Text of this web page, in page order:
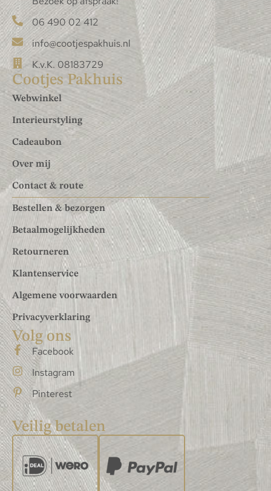
06 490 02 412
info@cootjespakhuis.nl
K.v.K. 08183729
Cootjes Pakhuis
Webwinkel
Interieurstyling
Cadeaubon
Over mij
Contact & route
Bestellen & bezorgen
Betaalmogelijkheden
Retourneren
Klantenservice
Algemene voorwaarden
Privacyverklaring
Volg ons
Facebook
Instagram
Pinterest
Veilig betalen